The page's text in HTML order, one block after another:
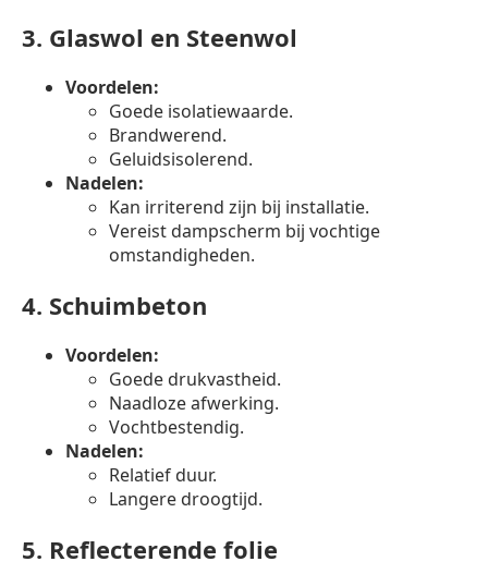
3. Glaswol en Steenwol
Voordelen:
Goede isolatiewaarde.
Brandwerend.
Geluidsisolerend.
Nadelen:
Kan irriterend zijn bij installatie.
Vereist dampscherm bij vochtige
omstandigheden.
4. Schuimbeton
Voordelen:
Goede drukvastheid.
Naadloze afwerking.
Vochtbestendig.
Nadelen:
Relatief duur.
Langere droogtijd.
5. Reflecterende folie